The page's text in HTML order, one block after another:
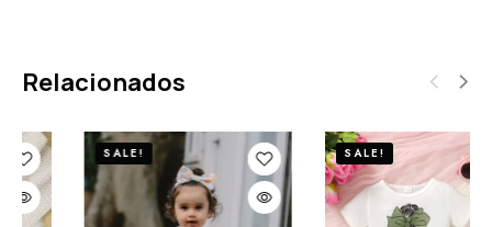
Relacionados
SALE! SALE!